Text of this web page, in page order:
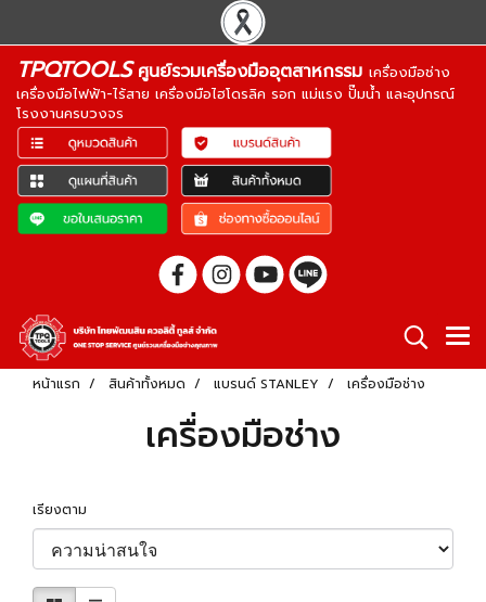
TPQTOOLSศูนย์รวมเครื่องมืออุตสาหกรรม เครื่องมือช่าง
เครื่องมือไฟฟ้า-ไร้สาย เครื่องมือไฮโดรลิค รอก แม่แรง ปั๊มน้ำ และอุปกรณ์
โรงงานครบวงจร
หน้าแรก สินค้าทั้งหมด แบรนด์ STANLEY เครื่องมือช่าง
เครื่องมือช่าง
เรียงตาม